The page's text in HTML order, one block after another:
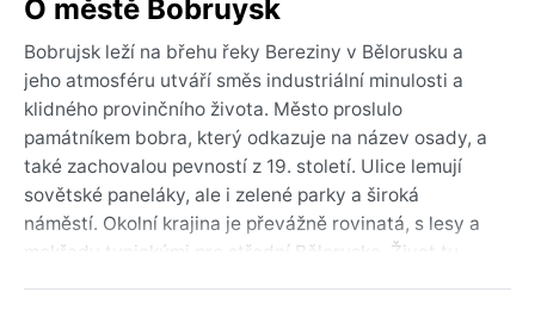
O městě Bobruysk
Bobrujsk leží na břehu řeky Bereziny v Bělorusku a
jeho atmosféru utváří směs industriální minulosti a
klidného provinčního života. Město proslulo
památníkem bobra, který odkazuje na název osady, a
také zachovalou pevností z 19. století. Ulice lemují
sovětské paneláky, ale i zelené parky a široká
náměstí. Okolní krajina je převážně rovinatá, s lesy a
mokřady typickými pro střední Bělorusko. Život tu